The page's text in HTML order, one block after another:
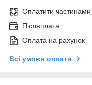
Оплатити частинами
Післяплата
Оплата на рахунок
Всі умови оплати